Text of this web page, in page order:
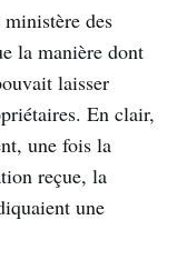
des
la manière dont
laisser
En clair,
une fois la
reçue, la
une